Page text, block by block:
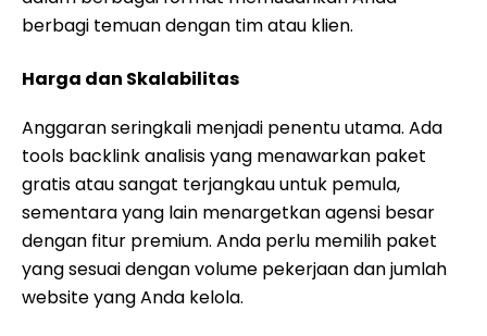
berbagi temuan dengan tim atau klien.
Harga dan Skalabilitas
Anggaran seringkali menjadi penentu utama. Ada
tools backlink analisis yang menawarkan paket
gratis atau sangat terjangkau untuk pemula,
sementara yang lain menargetkan agensi besar
dengan fitur premium. Anda perlu memilih paket
yang sesuai dengan volume pekerjaan dan jumlah
website yang Anda kelola.